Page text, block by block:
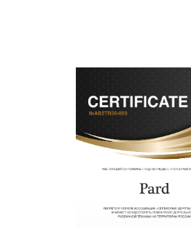
современное оборудование
лицензированное ПО в
диагностических
собственный склад
позволяет сократить сроки
восстановительных работ;
услуги курьера для
крупногабаритной техники,
обеспечат доставку
полной сохранности и